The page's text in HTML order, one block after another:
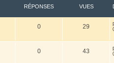
RÉPONSES VUES
0 29
0 43